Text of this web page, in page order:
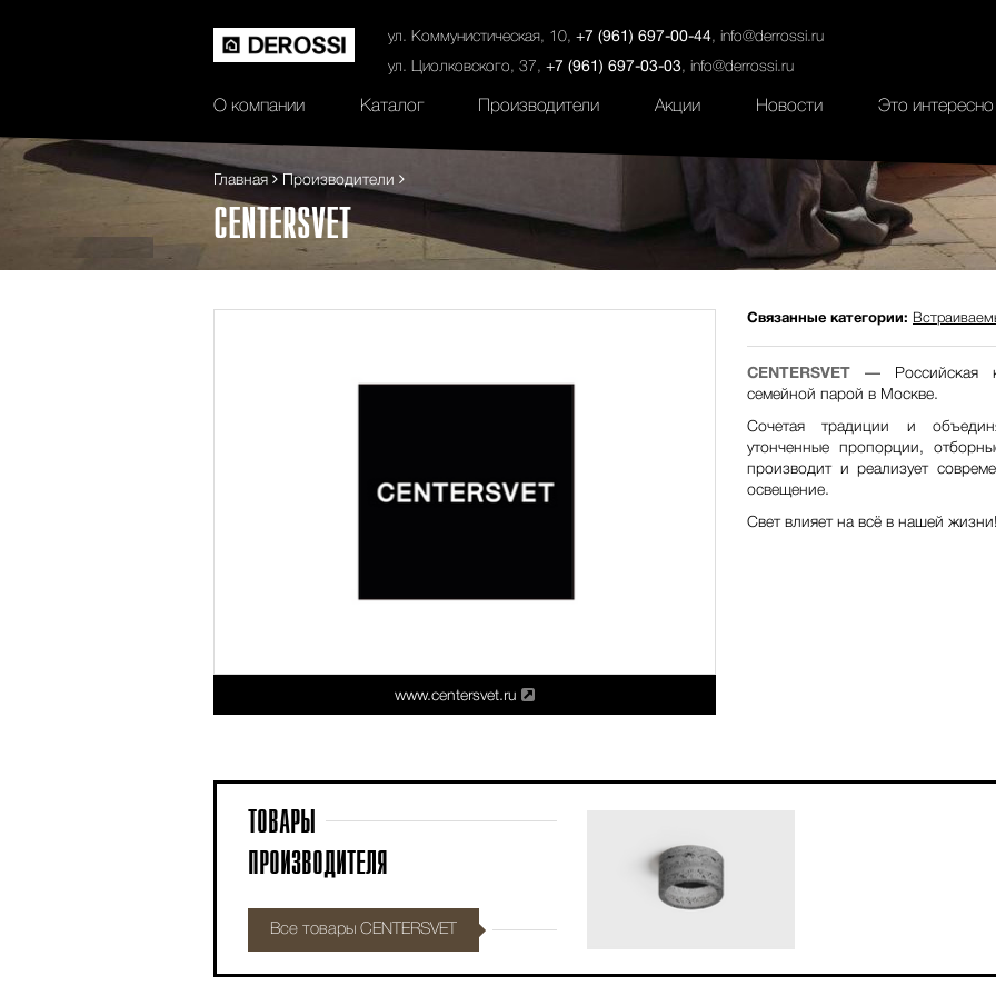
ул. Коммунистическая, 10, +7 (961) 697-00-44, info@derrossi.ru
ул. Циолковского, 37, +7 (961) 697-03-03, info@derrossi.ru
О компании
История Сертификаты Контакты Салоны Услуги Наши проекты
Каталог Производители Акции Новости Это интересно
Главная Производители
CENTERSVET
www.centersvet.ru
Связанные категории:
CENTERSVET — Российская
семейной парой в Москве.
Сочетая традиции и
утонченные пропорции,
производит и реализует
освещение.
Свет влияет на всё в нашей жизни!
ТОВАРЫ
ПРОИЗВОДИТЕЛЯ
Все товары CENTERSVET